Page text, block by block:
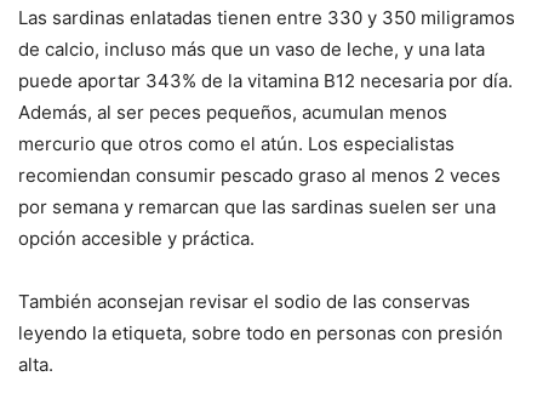
Las sardinas enlatadas tienen entre 330 y 350 miligramos
de calcio, incluso más que un vaso de leche, y una lata
puede aportar 343% de la vitamina B12 necesaria por día.
Además, al ser peces pequeños, acumulan menos
mercurio que otros como el atún. Los especialistas
recomiendan consumir pescado graso al menos 2 veces
por semana y remarcan que las sardinas suelen ser una
opción accesible y práctica.
También aconsejan revisar el sodio de las conservas
leyendo la etiqueta, sobre todo en personas con presión
alta.